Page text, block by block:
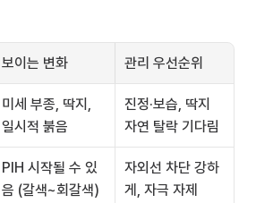
보이는 변화 관리 우선순위
미세 부종, 딱지,
일시적 붉음
진정·보습, 딱지
자연 탈락 기다림
PIH 시작될 수 있
음 (갈색~회갈색)
자외선 차단 강하
게, 자극 자제